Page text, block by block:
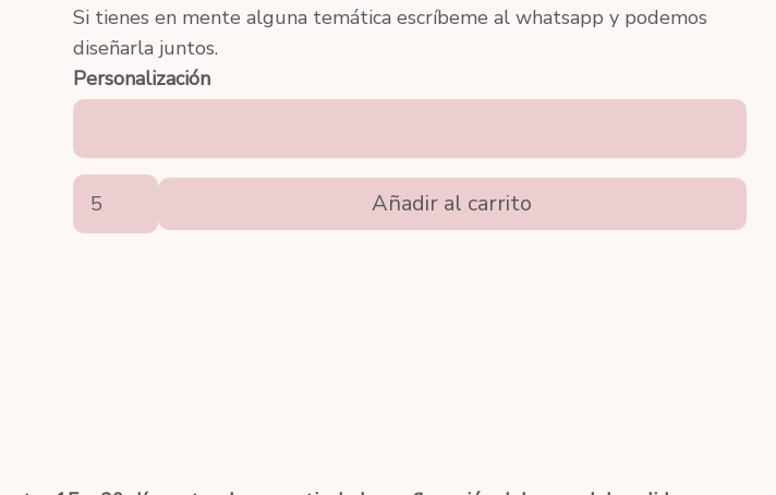
Si tienes en mente alguna temática escríbeme al whatsapp y podemos
diseñarla juntos.
Personalización
KIT
Plastilinas
Añadir al carrito